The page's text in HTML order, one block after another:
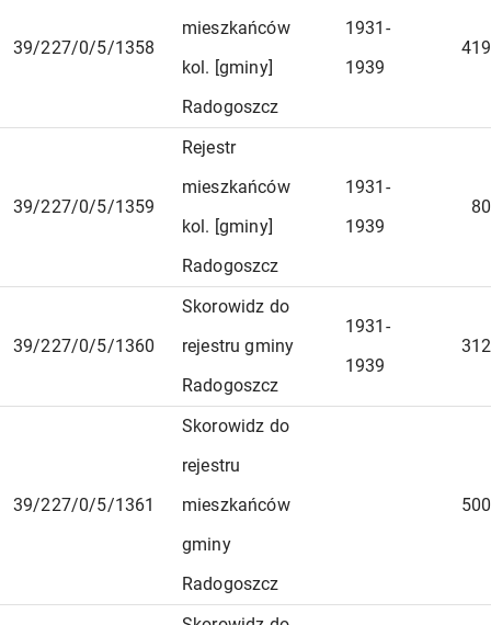
39/227/0/5/1358
mieszkańców
kol. [gminy]
Radogoszcz
1931-
1939
419
39/227/0/5/1359
Rejestr
mieszkańców
kol. [gminy]
Radogoszcz
1931-
1939
80
39/227/0/5/1360
Skorowidz do
rejestru gminy
Radogoszcz
1931-
1939
312
39/227/0/5/1361
Skorowidz do
rejestru
mieszkańców
gminy
Radogoszcz
500